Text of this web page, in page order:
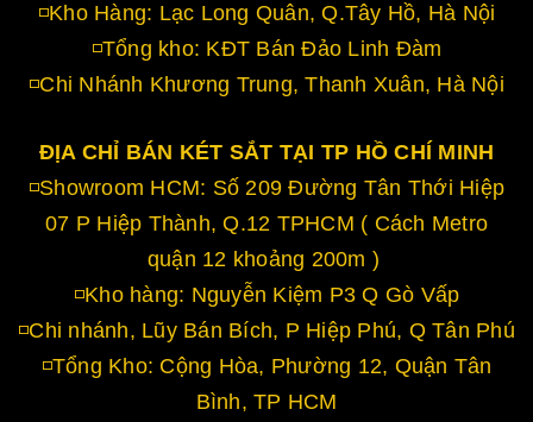
◽Kho Hàng: Lạc Long Quân, Q.Tây Hồ, Hà Nội
◽Tổng kho: KĐT Bán Đảo Linh Đàm
◽Chi Nhánh Khương Trung, Thanh Xuân, Hà Nội
ĐỊA CHỈ BÁN KÉT SẮT TẠI TP HỒ CHÍ MINH
◽Showroom HCM: Số 209 Đường Tân Thới Hiệp
07 P Hiệp Thành, Q.12 TPHCM ( Cách Metro
quận 12 khoảng 200m )
◽Kho hàng: Nguyễn Kiệm P3 Q Gò Vấp
◽Chi nhánh, Lũy Bán Bích, P Hiệp Phú, Q Tân Phú
◽Tổng Kho: Cộng Hòa, Phường 12, Quận Tân
Bình, TP HCM